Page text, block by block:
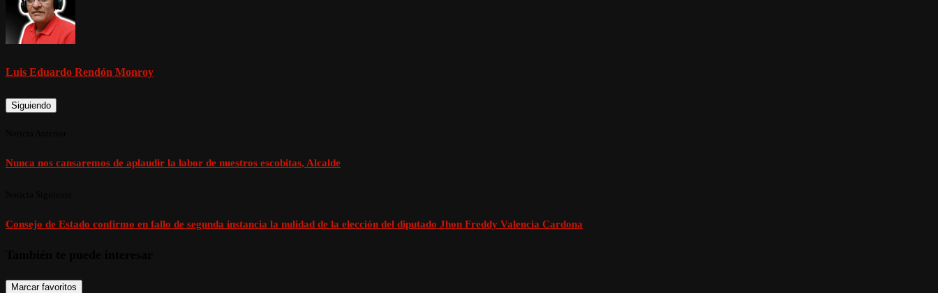
Luis Eduardo Rendón Monroy
Siguiendo
Nunca nos cansaremos de aplaudir la labor de nuestros escobitas, Alcalde
Consejo de Estado confirmo en fallo de segunda instancia la nulidad de la elección del diputado Jhon Freddy Valencia Cardona
Marcar favoritos